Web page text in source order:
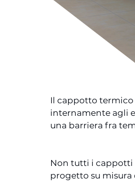
Il cappotto termico
internamente agli
una barriera fra
Non tutti i cappotti
progetto su